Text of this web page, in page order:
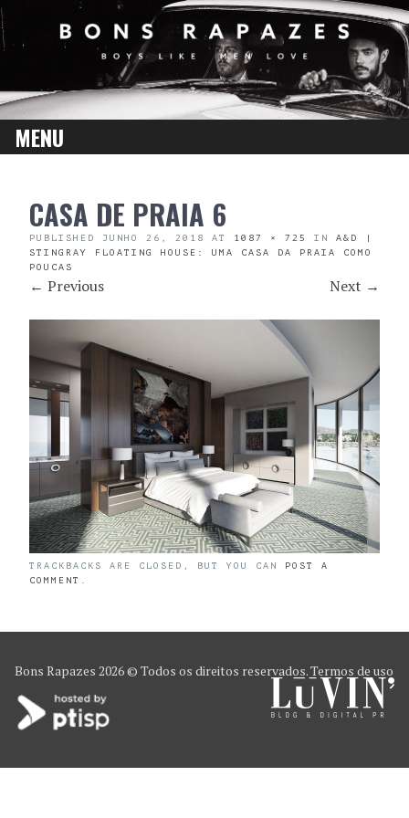
MENU
CONTENTCASA DE PRAIA 6
PUBLISHED JUNHO 26, 2018 AT 1087 × 725 IN A&D |
STINGRAY FLOATING HOUSE: UMA CASA DA PRAIA COMO
POUCAS
← Previous Next →
TRACKBACKS ARE CLOSED, BUT YOU CAN POST A
COMMENT
Bons Rapazes 2026 © Todos os direitos reservados.Termos de uso